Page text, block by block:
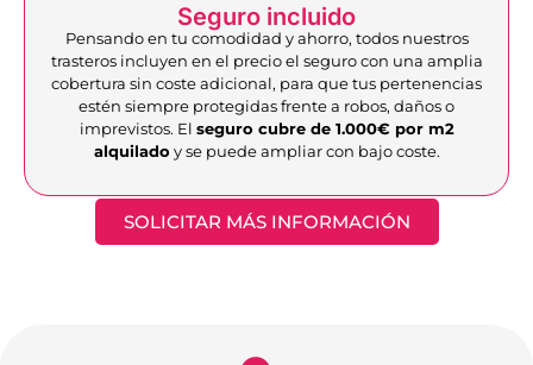
Seguro incluido
Pensando en tu comodidad y ahorro, todos nuestros
trasteros incluyen en el precio el seguro con una amplia
cobertura sin coste adicional, para que tus pertenencias
estén siempre protegidas frente a robos, daños o
imprevistos. El seguro cubre de 1.000€ por m2
alquilado y se puede ampliar con bajo coste.
SOLICITAR MÁS INFORMACIÓN